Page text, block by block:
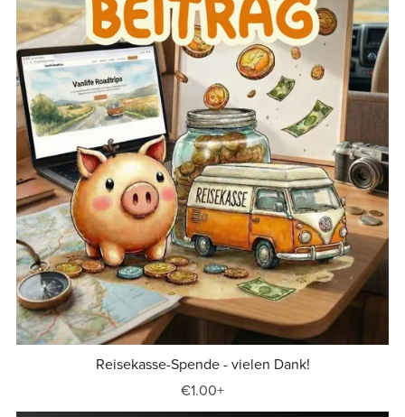
Reisekasse-Spende - vielen Dank!
€1.00+